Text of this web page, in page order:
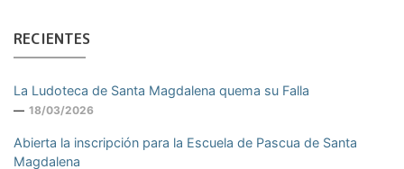
RECIENTES
La Ludoteca de Santa Magdalena quema su Falla
18/03/2026
Abierta la inscripción para la Escuela de Pascua de Santa
Magdalena